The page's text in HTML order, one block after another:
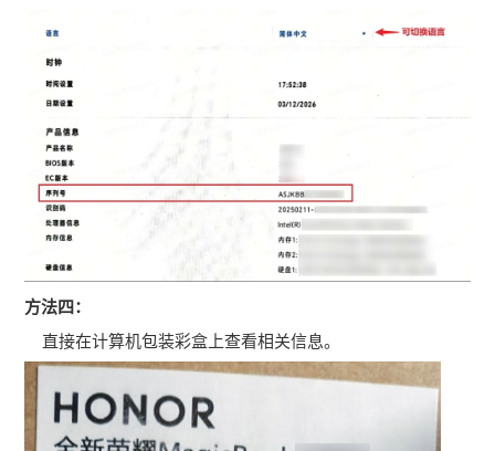
方法四：
直接在计算机包装彩盒上查看相关信息。